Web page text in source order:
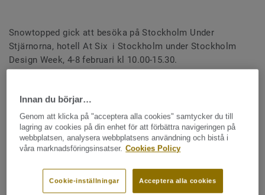
Snowtopped gick att besöka på Stockholm Under
Stjärnorna, hotell At Six i Stockholm under Stockholm
Design Week, 4-8 februari kl 10.00-15.30.
Inspiration från det nordiska
vinterlandskapet
Innan du börjar…
Genom att klicka på "acceptera alla cookies" samtycker du till
lagring av cookies på din enhet för att förbättra navigeringen på
webbplatsen, analysera webbplatsens användning och bistå i
våra marknadsföringsinsatser. Cookies Policy
Acceptera alla cookies
Cookie-inställningar